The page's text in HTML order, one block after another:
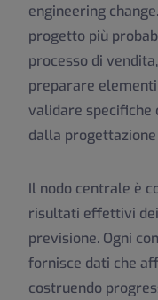
engineering
progetto più
processo di
preparare
validare specifiche
dalla
Il nodo centrale è
risultati effettivi
previsione. Ogni
fornisce dati che
costruendo